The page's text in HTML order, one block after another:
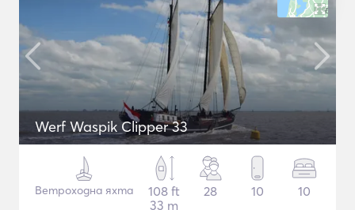
Werf Waspik Clipper 33
Ветроходна яхта
108 ft
33 m
28 10 10